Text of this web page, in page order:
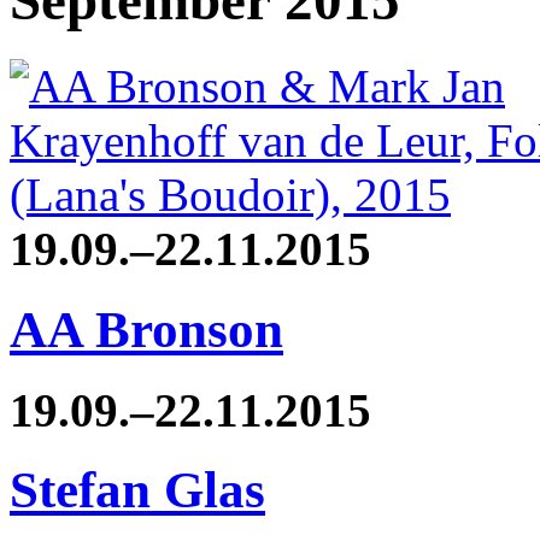
19.09.–22.11.2015
AA Bronson
19.09.–22.11.2015
Stefan Glas